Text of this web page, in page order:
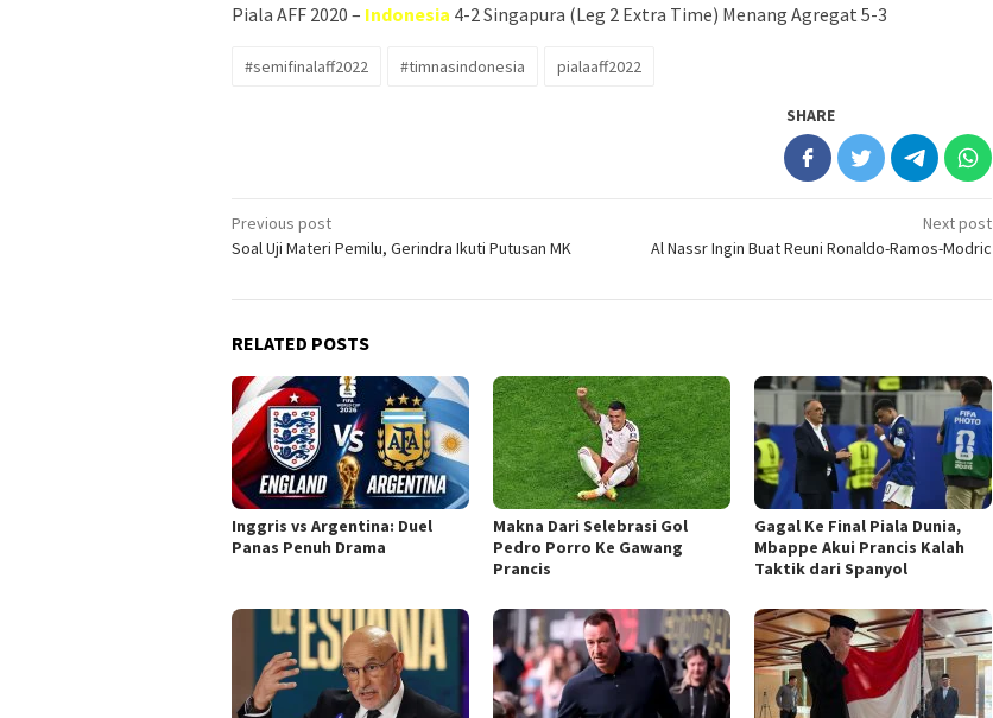
Piala AFF 2020 – Indonesia 4-2 Singapura (Leg 2 Extra Time) Menang Agregat 5-3
#semifinalaff2022 #timnasindonesia pialaaff2022
SHARE
Post
navigation
Previous post
Soal Uji Materi Pemilu, Gerindra Ikuti Putusan MK
Next post
Al Nassr Ingin Buat Reuni Ronaldo-Ramos-Modric
RELATED POSTS
Inggris vs Argentina: Duel
Panas Penuh Drama
Makna Dari Selebrasi Gol
Pedro Porro Ke Gawang
Prancis
Gagal Ke Final Piala Dunia,
Mbappe Akui Prancis Kalah
Taktik dari Spanyol